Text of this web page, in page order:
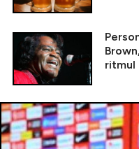
ritmul